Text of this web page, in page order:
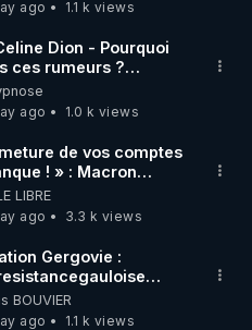
de méditation et
code
ago
1.1 k views
Dion - Pourquoi
ces rumeurs ?
sous hypnose
ago
1.0 k views
de vos comptes
! » : Macron
une loi folle !
LIBRE
ago
3.3 k views
Gergovie :
‪@gladysriifard5710‬ Laëtitia
BOUVIER
ago
1.1 k views